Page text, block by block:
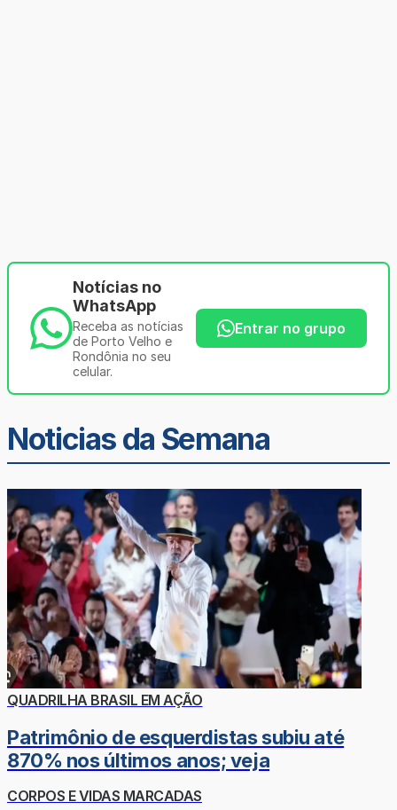
Notícias no
WhatsApp
Receba as notícias
de Porto Velho e
Rondônia no seu
celular.
Entrar no grupo
Noticias da Semana
QUADRILHA BRASIL EM AÇÃO
Patrimônio de esquerdistas subiu até
870% nos últimos anos; veja
CORPOS E VIDAS MARCADAS